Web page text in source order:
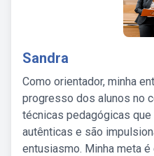
Sandra
Como orientador, minha
progresso dos alunos no
técnicas pedagógicas
autênticas e são
entusiasmo. Minha meta